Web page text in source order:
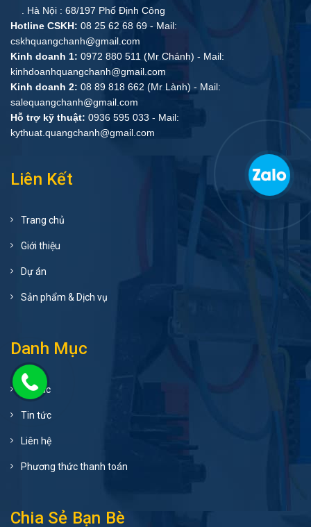
. Hà Nội : 68/197 Phố Định Công
Hotline CSKH: 08 25 62 68 69 - Mail:
cskhquangchanh@gmail.com
Kinh doanh 1: 0972 880 511 (Mr Chánh) - Mail:
kinhdoanhquangchanh@gmail.com
Kinh doanh 2: 08 89 818 662 (Mr Lành) - Mail:
salequangchanh@gmail.com
Hỗ trợ kỹ thuật: 0936 595 033 - Mail:
kythuat.quangchanh@gmail.com
Liên Kết
Trang chủ
Giới thiệu
Dự án
Sản phẩm & Dịch vụ
Danh Mục
Đối tác
Tin tức
Liên hệ
Phương thức thanh toán
Chia Sẻ Bạn Bè